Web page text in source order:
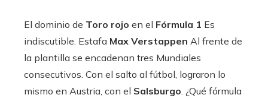
El dominio de Toro rojo en el Fórmula 1 Es
indiscutible. Estafa Max Verstappen Al frente de
la plantilla se encadenan tres Mundiales
consecutivos. Con el salto al fútbol, ​​lograron lo
mismo en Austria, con el Salsburgo. ¿Qué fórmula